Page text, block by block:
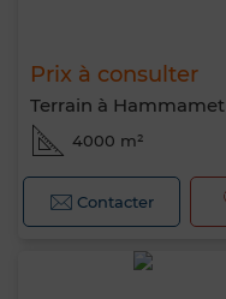
Prix à consulter
Terrain à Hammamet
4000 m²
Contacter